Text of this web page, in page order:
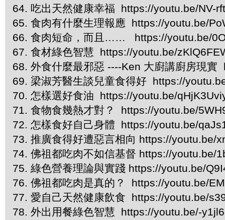
64. 吃出天然健康幸福 https://youtu.be/NV-
65. 食肉有什麼生理報應 https://youtu.be/
66. 食肉短命，而且…… https://youtu.be/
67. 食材綠色智慧 https://youtu.be/
68. 外食什麼最邪惡 ----Ken 大廚講廚房現
69. 梁淑芳醫生談兒童食得好 https://
70. 怎樣選好食油 https://youtu.be/
71. 食物食幾熱才對？ https://youtu.be/
72. 怎樣食好自己身體 https://youtu.be/
73. 推廣食得好遭惡言相向 https://youtu.be/
74. 佛祖都吃肉不如信基督 https://youtu.be/
75. 綠色營養理論與實踐 https://youtu.be/
76. 佛祖都吃肉是真的？ https://youtu.be/
77. 愛自己天然健康飲食 https://youtu.be/
78. 外出用餐綠色智慧 https://youtu.be/-